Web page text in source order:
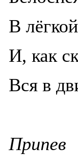
В
И, как
Вся в
Припев